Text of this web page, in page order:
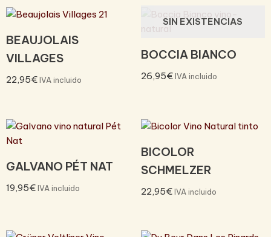
BEAUJOLAIS
VILLAGES
22,95€IVA incluido
SIN EXISTENCIAS
BOCCIA BIANCO
26,95€ IVA incluido
GALVANO PÉT NAT
19,95€IVA incluido
BICOLOR
SCHMELZER
22,95€ IVA incluido